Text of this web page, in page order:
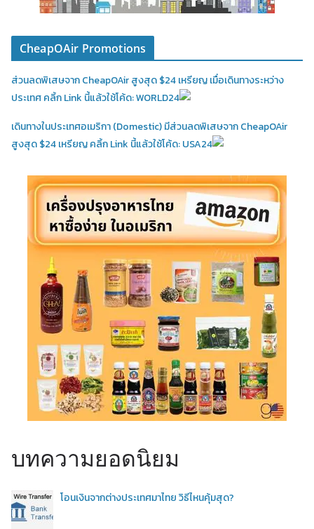
CheapOAir Promotions
ส่วนลดพิเสษจาก CheapOAir สูงสุด $24 เหรียญ เมื่อเดินทางระหว่าง
ประเทศ คลิ้ก Link นี้แล้วใช้โค้ด: WORLD24
เดินทางในประเทศอเมริกา (Domestic)มีส่วนลดพิเสษจาก CheapOAir
สูงสุด $24 เหรียญ คลิ้ก Link นี้แล้วใช้โค้ด: USA24
บทความยอดนิยม
โอนเงินจากต่างประเทศมาไทย วิธีไหนคุ้มสุด?